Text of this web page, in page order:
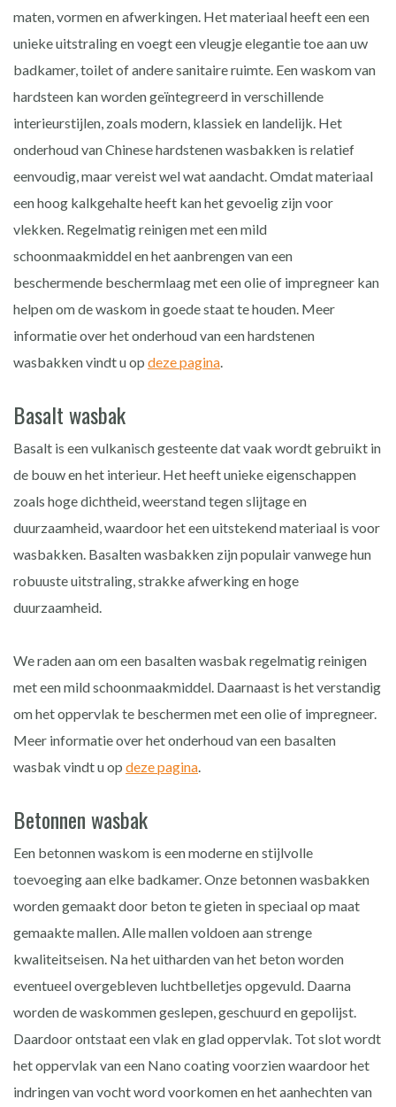
maten, vormen en afwerkingen. Het materiaal heeft een een
unieke uitstraling en voegt een vleugje elegantie toe aan uw
badkamer, toilet of andere sanitaire ruimte. Een waskom van
hardsteen kan worden geïntegreerd in verschillende
interieurstijlen, zoals modern, klassiek en landelijk. Het
onderhoud van Chinese hardstenen wasbakken is relatief
eenvoudig, maar vereist wel wat aandacht. Omdat materiaal
een hoog kalkgehalte heeft kan het gevoelig zijn voor
vlekken. Regelmatig reinigen met een mild
schoonmaakmiddel en het aanbrengen van een
beschermende beschermlaag met een olie of impregneer kan
helpen om de waskom in goede staat te houden. Meer
informatie over het onderhoud van een hardstenen
wasbakken vindt u op deze pagina.
Basalt wasbak
Basalt is een vulkanisch gesteente dat vaak wordt gebruikt in
de bouw en het interieur. Het heeft unieke eigenschappen
zoals hoge dichtheid, weerstand tegen slijtage en
duurzaamheid, waardoor het een uitstekend materiaal is voor
wasbakken. Basalten wasbakken zijn populair vanwege hun
robuuste uitstraling, strakke afwerking en hoge
duurzaamheid.
We raden aan om een basalten wasbak regelmatig reinigen
met een mild schoonmaakmiddel. Daarnaast is het verstandig
om het oppervlak te beschermen met een olie of impregneer.
Meer informatie over het onderhoud van een basalten
wasbak vindt u op deze pagina.
Betonnen wasbak
Een betonnen waskom is een moderne en stijlvolle
toevoeging aan elke badkamer. Onze betonnen wasbakken
worden gemaakt door beton te gieten in speciaal op maat
gemaakte mallen. Alle mallen voldoen aan strenge
kwaliteitseisen. Na het uitharden van het beton worden
eventueel overgebleven luchtbelletjes opgevuld. Daarna
worden de waskommen geslepen, geschuurd en gepolijst.
Daardoor ontstaat een vlak en glad oppervlak. Tot slot wordt
het oppervlak van een Nano coating voorzien waardoor het
indringen van vocht word voorkomen en het aanhechten van